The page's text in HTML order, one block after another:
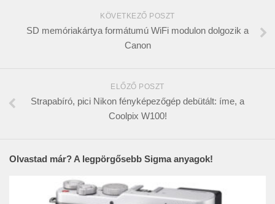
KÖVETKEZŐ POSZT
SD memóriakártya formátumú WiFi modulon dolgozik a
Canon
ELŐZŐ POSZT
Strapabíró, pici Nikon fényképezőgép debütált: íme, a
Coolpix W100!
Olvastad már? A legpörgősebb Sigma anyagok!